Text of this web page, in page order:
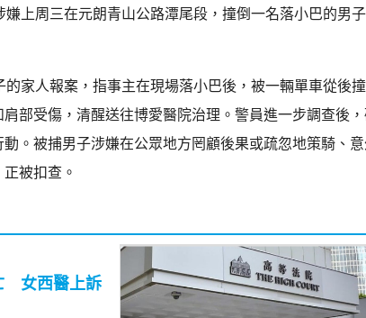
上周三在元朗青山公路潭尾段，撞倒一名落小巴的男
家人報案，指事主在現場落小巴後，被一輛單車從後
部受傷，清醒送往博愛醫院治理。警員進一步調查後
。被捕男子涉嫌在公眾地方罔顧後果或疏忽地策騎、
被扣查。
女西醫上訴